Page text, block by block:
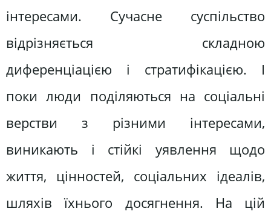
інтересами. Сучасне суспільство
відрізняється складною
диференціацією і стратифікацією. І
поки люди поділяються на соціальні
верстви з різними інтересами,
виникають і стійкі уявлення щодо
життя, цінностей, соціальних ідеалів,
шляхів їхнього досягнення. На цій